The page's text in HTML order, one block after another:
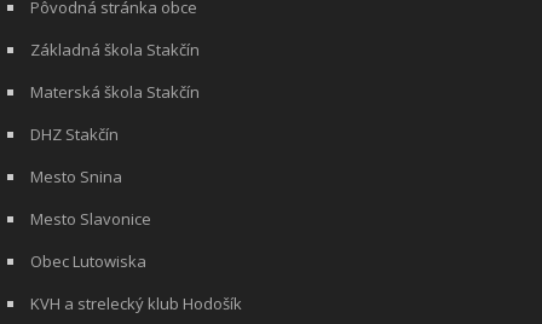
Pôvodná stránka obce
Základná škola Stakčín
Materská škola Stakčín
DHZ Stakčín
Mesto Snina
Mesto Slavonice
Obec Lutowiska
KVH a strelecký klub Hodošík